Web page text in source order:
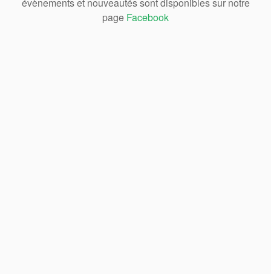
évènements et nouveautés sont disponibles sur notre
page Facebook